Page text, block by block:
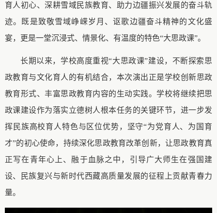
育人初心、深耕雪域民族教育、助力边疆振兴发展的奋斗轨
迹。既是致敬雪域峥嵘岁月、讴歌边疆奋斗精神的文化盛
宴，更是一堂沉浸式、情景化、有温度的特色“大思政课”。
长期以来，学校高度重视“大思政课”建设，不断探索思
政教育与文化育人的有机结合，本次演出正是学校创新思政
教育形式、丰富思政教育内容的生动实践。学校将继续把思
政课建设作为落实立德树人根本任务的关键环节，进一步发
挥民族高校育人特色与区位优势，坚守“为党育人、为国育
才”的初心使命，持续深化思政教育改革创新，让思政教育真
正写在青年心上、融于血脉之中，引导广大师生在强国建
设、民族复兴与新时代西藏高质量发展的征程上贡献青春力
量。